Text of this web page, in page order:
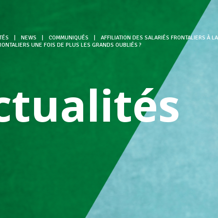
NEWS COMMUNIQUÉS
AFFILIATION DES SALARIÉS FRONTALIERS À
UNE FOIS DE PLUS LES GRANDS OUBLIÉS ?